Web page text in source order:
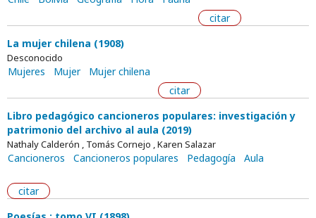
citar
La mujer chilena (1908)
Desconocido
Mujeres Mujer
Mujer chilena
citar
Libro pedagógico cancioneros populares: investigación y
patrimonio del archivo al aula (2019)
Nathaly Calderón , Tomás Cornejo , Karen Salazar
Cancioneros Cancioneros populares Pedagogía Aula
citar